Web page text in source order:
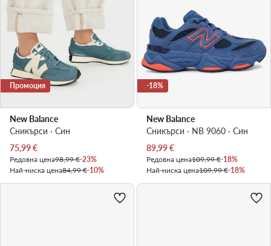
Промоция
New Balance
Сникърси · Син
Актуална цена
75,99€
Редовна цена98,99 €-23%
Най-ниска цена84,99 €-10%
-18%
New Balance
Сникърси · NB 9060 · Син
Актуална цена
89,99€
Редовна цена109,99 €-18%
Най-ниска цена109,99 €-18%